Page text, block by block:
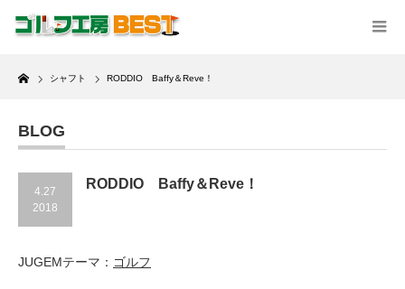
Home
シャフト RODDIO Baffy＆Reve！
BLOG
4.27
2018
RODDIO Baffy＆Reve！
JUGEMテーマ： ゴルフ